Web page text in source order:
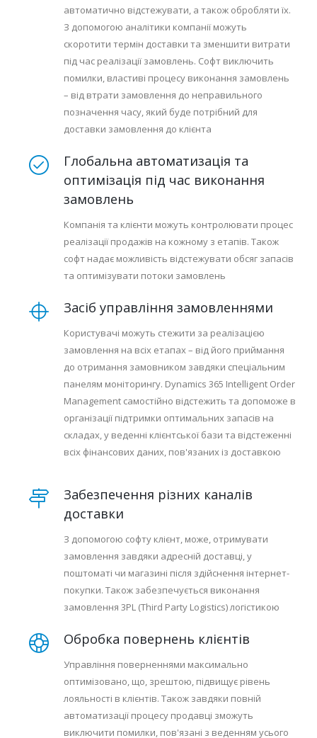
автоматично відстежувати, а також обробляти їх.
З допомогою аналітики компанії можуть
скоротити термін доставки та зменшити витрати
під час реалізації замовлень. Софт виключить
помилки, властиві процесу виконання замовлень
– від втрати замовлення до неправильного
позначення часу, який буде потрібний для
доставки замовлення до клієнта
Глобальна автоматизація та
оптимізація під час виконання
замовлень
Компанія та клієнти можуть контролювати процес
реалізації продажів на кожному з етапів. Також
софт надає можливість відстежувати обсяг запасів
та оптимізувати потоки замовлень
Засіб управління замовленнями
Користувачі можуть стежити за реалізацією
замовлення на всіх етапах – від його приймання
до отримання замовником завдяки спеціальним
панелям моніторингу. Dynamics 365 Intelligent Order
Management самостійно відстежить та допоможе в
організації підтримки оптимальних запасів на
складах, у веденні клієнтської бази та відстеженні
всіх фінансових даних, пов'язаних із доставкою
Забезпечення різних каналів
доставки
З допомогою софту клієнт, може, отримувати
замовлення завдяки адресній доставці, у
поштоматі чи магазині після здійснення інтернет-
покупки. Також забезпечується виконання
замовлення 3PL (Third Party Logistics) логістикою
Обробка повернень клієнтів
Управління поверненнями максимально
оптимізовано, що, зрештою, підвищує рівень
лояльності в клієнтів. Також завдяки повній
автоматизації процесу продавці зможуть
виключити помилки, пов'язані з веденням усього